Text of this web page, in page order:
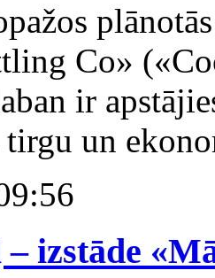
Co»
ir
un
– izstāde